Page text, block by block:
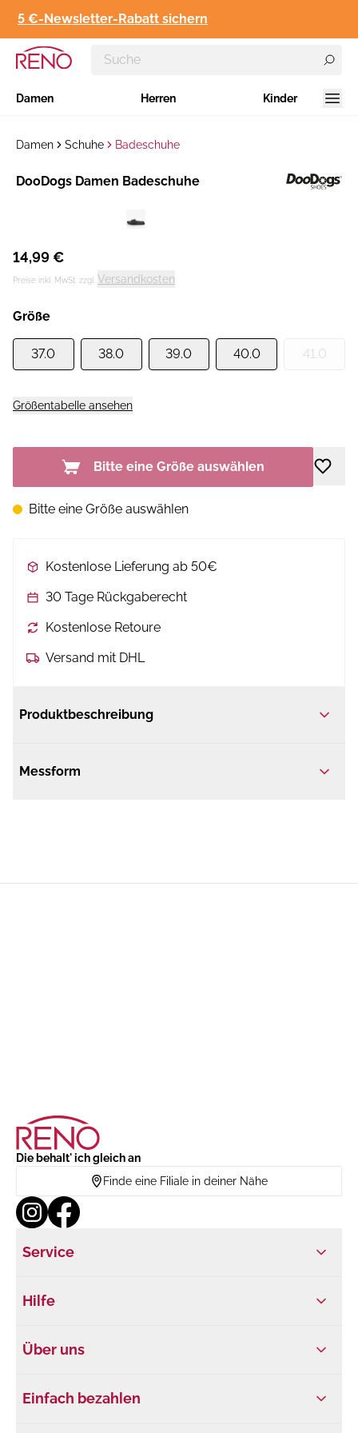
5 €-Newsletter-Rabatt sichern
Damen Herren Kinder
Damen Schuhe Badeschuhe
Hersteller:
DooDogs Damen Badeschuhe
14,99 €
Preise inkl. MwSt. zzgl. Versandkosten
Größe
37.0 38.0 39.0 40.0 41.0
Größentabelle ansehen
Bitte eine Größe auswählen
Bitte eine Größe auswählen
Kostenlose Lieferung ab 50€
30 Tage Rückgaberecht
Kostenlose Retoure
Versand mit DHL
Produktbeschreibung
Messform
Die behalt' ich gleich an
Finde eine Filiale in deiner Nähe
Service
Hilfe
Über uns
Einfach bezahlen